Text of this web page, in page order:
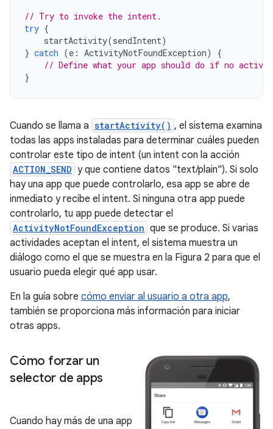
// Try to invoke the intent.
try {
startActivity(sendIntent)
} catch (e : ActivityNotFoundException)
{
// Define what your app should do if no
}
Cuando se llama a startActivity() , el sistema examina
todas las apps instaladas para determinar cuáles pueden
controlar este tipo de intent (un intent con la acción
ACTION_SEND y que contiene datos "text/plain"). Si solo
hay una app que puede controlarlo, esa app se abre de
inmediato y recibe el intent. Si ninguna otra app puede
controlarlo, tu app puede detectar el
ActivityNotFoundException que se produce. Si varias
actividades aceptan el intent, el sistema muestra un
diálogo como el que se muestra en la Figura 2 para que el
usuario pueda elegir qué app usar.
En la guía sobre cómo enviar al usuario a otra app,
también se proporciona más información para iniciar
otras apps.
Cómo forzar un
selector de apps
Cuando hay más de una app